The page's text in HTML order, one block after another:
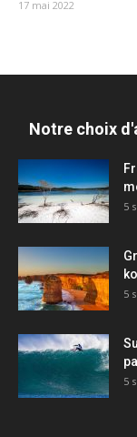
17 mai 2022
Notre choix
5
5
5